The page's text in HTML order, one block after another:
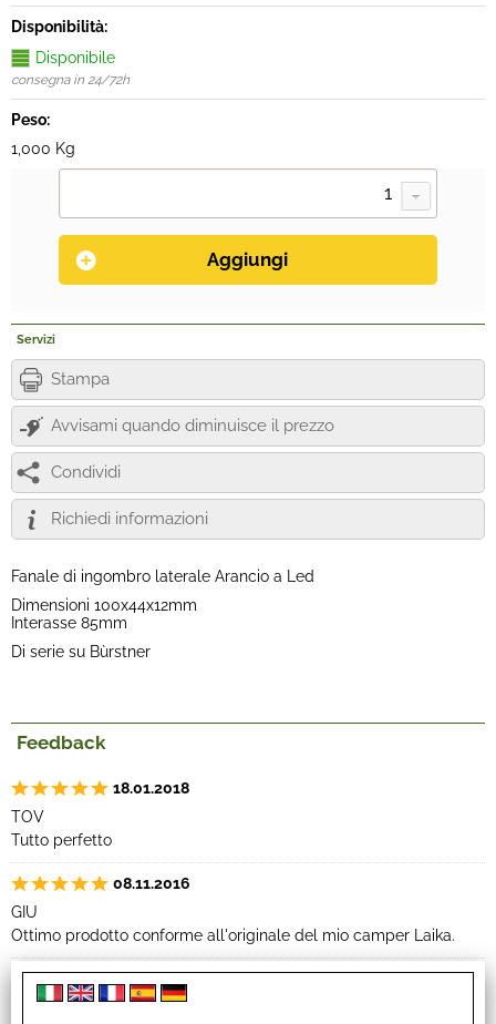
Disponibilità:
Disponibile
consegna in 24/72h
Peso:
1,000 Kg
Servizi
Stampa
Avvisami quando diminuisce il prezzo
Condividi
Richiedi informazioni
Fanale di ingombro laterale Arancio a Led
Dimensioni 100x44x12mm
Interasse 85mm
Di serie su Bùrstner
Feedback
18.01.2018
TOV
Tutto perfetto
08.11.2016
GIU
Ottimo prodotto conforme all'originale del mio camper Laika.
16.06.2015
PAZ